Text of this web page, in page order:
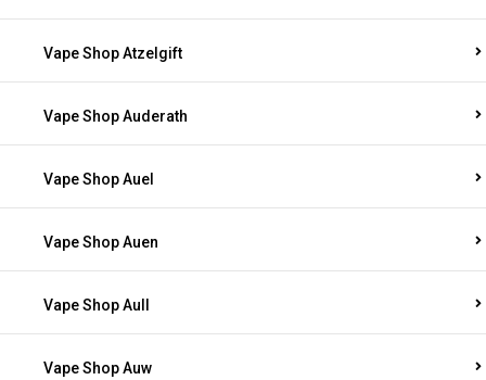
Vape Shop Atzelgift
Vape Shop Auderath
Vape Shop Auel
Vape Shop Auen
Vape Shop Aull
Vape Shop Auw